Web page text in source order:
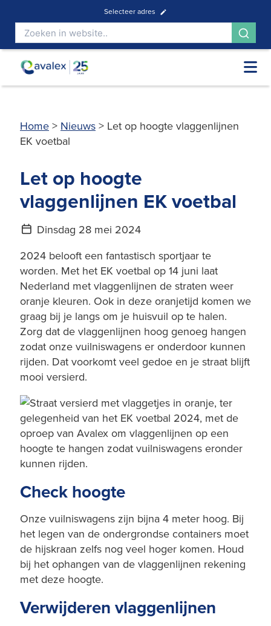
Selecteer adres
Home > Nieuws > Let op hoogte vlaggenlijnen
EK voetbal
Let op hoogte
vlaggenlijnen EK voetbal
Dinsdag 28 mei 2024
2024 belooft een fantastisch sportjaar te
worden. Met het EK voetbal op 14 juni laat
Nederland met vlaggenlijnen de straten weer
oranje kleuren. Ook in deze oranjetijd komen we
graag bij je langs om je huisvuil op te halen.
Zorg dat de vlaggenlijnen hoog genoeg hangen
zodat onze vuilniswagens er onderdoor kunnen
rijden. Dat voorkomt veel gedoe en je straat blijft
mooi versierd.
Check hoogte
Onze vuilniswagens zijn bijna 4 meter hoog. Bij
het legen van de ondergrondse containers moet
de hijskraan zelfs nog veel hoger komen. Houd
bij het ophangen van de vlaggenlijnen rekening
met deze hoogte.
Verwijderen vlaggenlijnen